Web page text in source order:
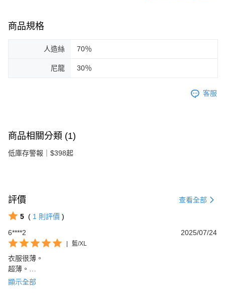
商品規格
人造絲 70％
尼龍 30％
客服
商品相關分類 (1)
低庫存警報｜$398起
評價 查看全部
5 ( 1 則評價 )
6****2
2025/07/24
| 藍/XL
衣服很薄。
超薄。
但是造型好看。
顯示全部